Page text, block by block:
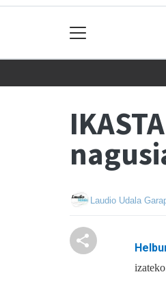
Laudio Udala